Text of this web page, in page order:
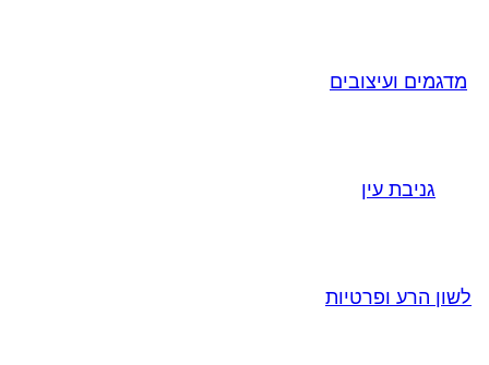
מדגמים ועיצובים
גניבת עין
לשון הרע ופרטיות